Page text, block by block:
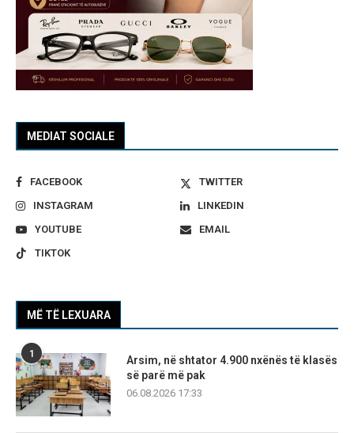
MEDIAT SOCIALE
FACEBOOK
TWITTER
INSTAGRAM
LINKEDIN
YOUTUBE
EMAIL
TIKTOK
MË TË LEXUARA
1
Arsim, në shtator 4.900 nxënës të klasës
së parë më pak
06.08.2026 17:33